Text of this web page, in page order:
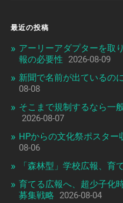
最近の投稿
アーリーアダプターを取
報の必要性
2026-08-09
新聞で名前が出ているの
08-08
そこまで規制するなら一
2026-08-07
HPからの文化祭ポスタ
08-06
「森林型」学校広報、育
育てる広報へ、超少子化
募集戦略
2026-08-04